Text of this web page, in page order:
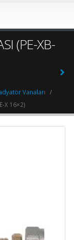
(PE-XB-
Vanaları
X 16×2)